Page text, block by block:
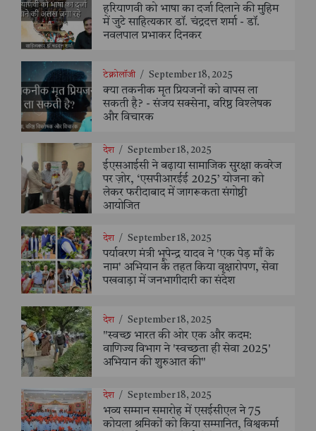
हरियाणवी को भाषा का दर्जा दिलाने की मुहिम
में जुटे साहित्यकार डॉ. चंद्रदत्त शर्मा - डॉ.
नवलपाल प्रभाकर दिनकर
टेक्नोलॉजी / September 18, 2025
क्या तकनीक मृत प्रियजनों को वापस ला
सकती है? - संजय सक्सेना, वरिष्ठ विश्लेषक
और विचारक
देश / September 18, 2025
ईएसआईसी ने बढ़ाया सामाजिक सुरक्षा कवरेज
पर ज़ोर, ‘एसपीआरईई 2025’ योजना को
लेकर फरीदाबाद में जागरूकता संगोष्ठी
आयोजित
देश / September 18, 2025
पर्यावरण मंत्री भूपेन्द्र यादव ने 'एक पेड़ माँ के
नाम' अभियान के तहत किया वृक्षारोपण, सेवा
पखवाड़ा में जनभागीदारी का संदेश
देश / September 18, 2025
"स्वच्छ भारत की ओर एक और कदम:
वाणिज्य विभाग ने 'स्वच्छता ही सेवा 2025'
अभियान की शुरुआत की"
देश / September 18, 2025
भव्य सम्मान समारोह में एसईसीएल ने 75
कोयला श्रमिकों को किया सम्मानित, विश्वकर्मा